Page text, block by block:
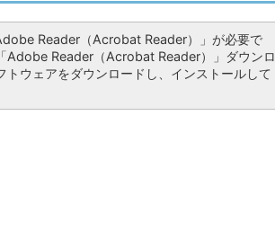
Reader（Acrobat Reader）」が必要で
Adobe Reader（Acrobat Reader）」ダウンロ
トウェアをダウンロードし、インストールして